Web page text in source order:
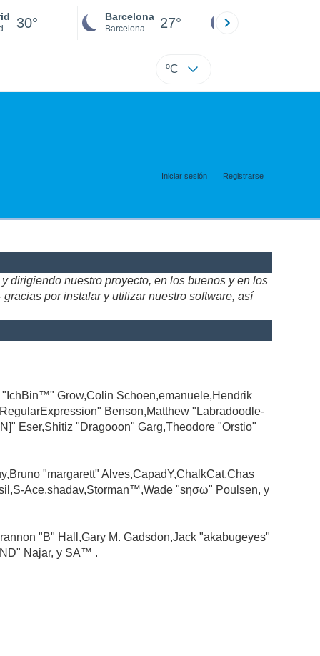
30° Barcelona
Barcelona 27°
ºC
Iniciar sesión Registrarse
dirigiendo nuestro proyecto, en los buenos y en los
por instalar y utilizar nuestro software, así
Grow,Colin Schoen,emanuele,Hendrik
Benson,Matthew "Labradoodle-
Eser,Shitiz "Dragooon" Garg,Theodore "Orstio"
"margarett" Alves,CapadY,ChalkCat,Chas
Ace,shadav,Storman™,Wade "sησω" Poulsen, y
"B" Hall,Gary M. Gadsdon,Jack "akabugeyes"
Najar, y SA™ .